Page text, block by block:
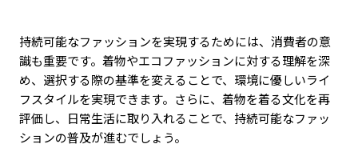
持続可能なファッションを実現するためには、消費者の意
識も重要です。着物やエコファッションに対する理解を深
め、選択する際の基準を変えることで、環境に優しいライ
フスタイルを実現できます。さらに、着物を着る文化を再
評価し、日常生活に取り入れることで、持続可能なファッ
ションの普及が進むでしょう。